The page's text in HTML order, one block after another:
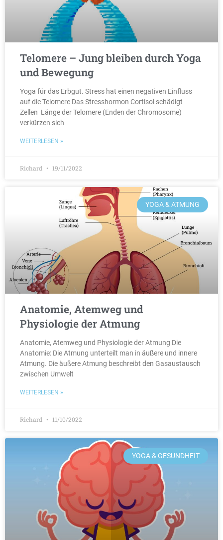
Telomere – Jung bleiben durch Yoga
und Bewegung
Yoga für das Erbgut. Stress hat einen negativen Einfluss
auf die Telomere Das Stresshormon Cortisol schädigt
Zellen Länge der Telomere (Enden der Chromosome)
verkürzen sich
WEITERLESEN »
Richard 19/11/2022
YOGA & ATMUNG
Anatomie, Atemweg und
Physiologie der Atmung
Anatomie, Atemweg und Physiologie der Atmung Die
Anatomie: Die Atmung unterteilt man in äußere und innere
Atmung. Die äußere Atmung beschreibt den Gasaustausch
zwischen Umwelt
WEITERLESEN »
Richard 11/10/2022
YOGA & GESUNDHEIT